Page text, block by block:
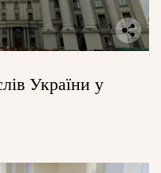
України у